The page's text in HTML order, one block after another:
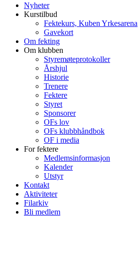
Nyheter
Kurstilbud
Fektekurs, Kuben Yrkesarena
Gavekort
Om fekting
Om klubben
Styremøteprotokoller
Årshjul
Historie
Trenere
Fektere
Styret
Sponsorer
OFs lov
OFs klubbhåndbok
OF i media
For fektere
Medlemsinformasjon
Kalender
Utstyr
Kontakt
Aktiviteter
Filarkiv
Bli medlem